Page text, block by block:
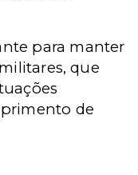
para manter
que
de